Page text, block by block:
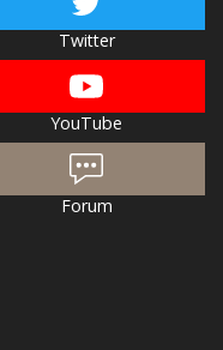
Twitter
YouTube
Forum